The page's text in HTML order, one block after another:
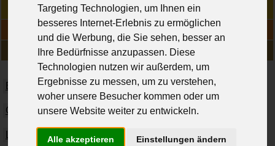
Targeting Technologien, um Ihnen ein
besseres Internet-Erlebnis zu ermöglichen
und die Werbung, die Sie sehen, besser an
Ihre Bedürfnisse anzupassen. Diese
Technologien nutzen wir außerdem, um
Ergebnisse zu messen, um zu verstehen,
woher unsere Besucher kommen oder um
unsere Website weiter zu entwickeln.
Alle akzeptieren Einstellungen ändern
Online-Übungen
Geschichten
Über uns
Biologie Chemie Deutsch Englisch Französisch
Geographie Geschichte Informatik Italienisch
Mathematik Physik Religion